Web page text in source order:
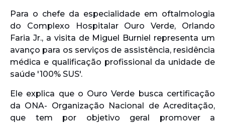
Para o chefe da especialidade em oftalmologia
do Complexo Hospitalar Ouro Verde, Orlando
Faria Jr., a visita de Miguel Burniel representa um
avanço para os serviços de assistência, residência
médica e qualificação profissional da unidade de
saúde '100% SUS'.
Ele explica que o Ouro Verde busca certificação
da ONA- Organização Nacional de Acreditação,
que tem por objetivo geral promover a